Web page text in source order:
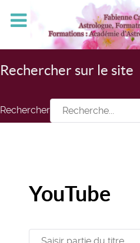
Rechercher sur le site
Rechercher
YouTube
Saisir partie du titre